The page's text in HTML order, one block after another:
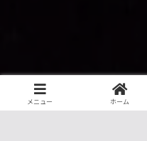
メニュー ホーム